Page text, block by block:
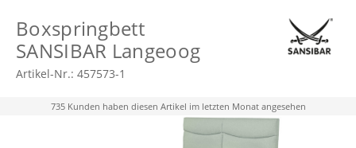
Boxspringbett
SANSIBAR Langeoog
Artikel-Nr.: 457573-1
735 Kunden haben diesen Artikel im letzten Monat angesehen